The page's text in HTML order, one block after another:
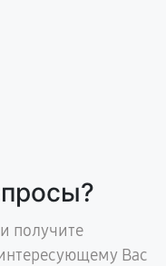
получите
Вас